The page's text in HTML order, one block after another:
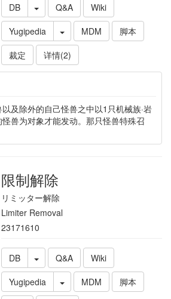
DB Q&A
Wiki
Yugipedia
MDM
脚本
裁定
详情(2)
及除外的自己怪兽之中以1只机械族·岩
兽为对象才能发动。那只怪兽特殊召
限制解除
リミッター解除
Limiter Removal
23171610
DB Q&A
Wiki
Yugipedia
MDM
脚本